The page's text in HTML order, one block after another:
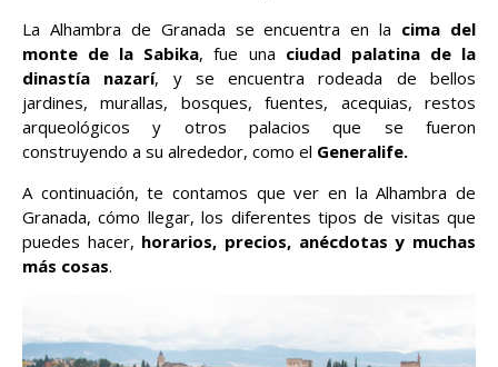
La Alhambra de Granada se encuentra en la cima del
monte de la Sabika, fue una ciudad palatina de la
dinastía nazarí, y se encuentra rodeada de bellos
jardines, murallas, bosques, fuentes, acequias, restos
arqueológicos y otros palacios que se fueron
construyendo a su alrededor, como el Generalife.
A continuación, te contamos que ver en la Alhambra de
Granada, cómo llegar, los diferentes tipos de visitas que
puedes hacer, horarios, precios, anécdotas y muchas
más cosas.